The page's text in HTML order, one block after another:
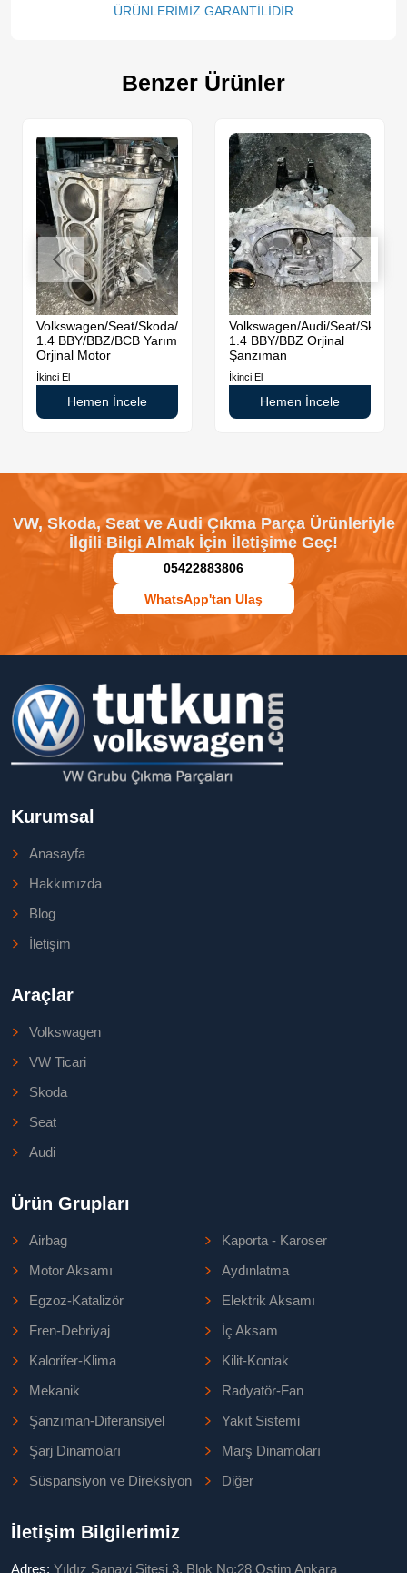
ÜRÜNLERİMİZ GARANTİLİDİR
Benzer Ürünler
Volkswagen/Seat/Skoda/Audi
1.4 BBY/BBZ/BCB Yarım
Orjinal Motor
İkinci El
Hemen İncele
Volkswagen/Audi/Seat/Skoda
1.4 BBY/BBZ Orjinal
Şanzıman
İkinci El
Hemen İncele
VW, Skoda, Seat ve Audi Çıkma Parça Ürünleriyle
İlgili Bilgi Almak İçin İletişime Geç!
05422883806
WhatsApp'tan Ulaş
Kurumsal
Anasayfa
Hakkımızda
Blog
İletişim
Araçlar
Volkswagen
VW Ticari
Skoda
Seat
Audi
Ürün Grupları
Airbag
Kaporta - Karoser
Motor Aksamı
Aydınlatma
Egzoz-Katalizör
Elektrik Aksamı
Fren-Debriyaj
İç Aksam
Kalorifer-Klima
Kilit-Kontak
Mekanik
Radyatör-Fan
Şanzıman-Diferansiyel
Yakıt Sistemi
Şarj Dinamoları
Marş Dinamoları
Süspansiyon ve Direksiyon
Diğer
İletişim Bilgilerimiz
Adres: Yıldız Sanayi Sitesi 3. Blok No:28 Ostim Ankara